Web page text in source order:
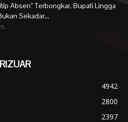
Absen” Terbongkar, Bupati Lingga
Sekadar...
4942
2800
2397